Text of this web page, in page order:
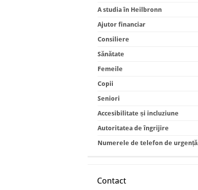
A studia în Heilbronn
Ajutor financiar
Consiliere
Sănătate
Femeile
Copii
Seniori
Accesibilitate și incluziune
Autoritatea de îngrijire
Numerele de telefon de urgență
Contact